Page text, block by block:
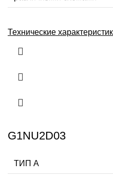
Технические
G1NU2D03
ТИП А